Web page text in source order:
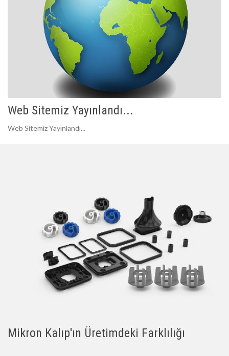
Web Sitemiz Yayınlandı...
Web Sitemiz Yayınlandı...
Mikron Kalıp'ın Üretimdeki Farklılığı